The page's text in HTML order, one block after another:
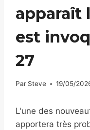
apparaît
est
27
Par Steve 19/05/
L'une des
apportera très